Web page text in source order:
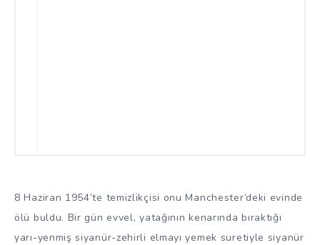
8 Haziran 1954’te temizlikçisi onu Manchester’deki evinde
ölü buldu. Bir gün evvel, yatağının kenarında bıraktığı
yarı-yenmiş siyanür-zehirli elmayı yemek suretiyle siyanür